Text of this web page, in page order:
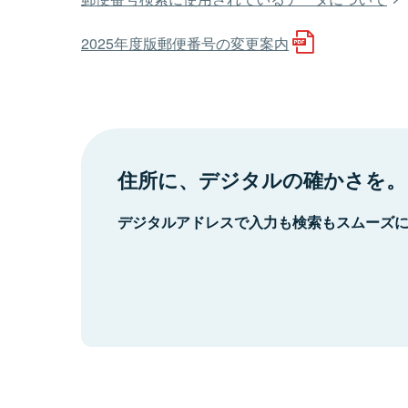
2025年度版郵便番号の変更案内
住所に、デジタルの確かさを。
デジタルアドレスで入力も検索もスムーズ